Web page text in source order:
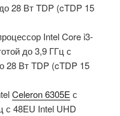
28 Вт TDP (cTDP 15
Intel Core i3-
до 3,9 ГГц с
28 Вт TDP (cTDP 15
Celeron 6305E с
с 48EU Intel UHD